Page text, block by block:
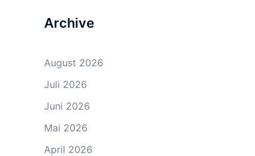
Archive
August 2026
Juli 2026
Juni 2026
Mai 2026
April 2026